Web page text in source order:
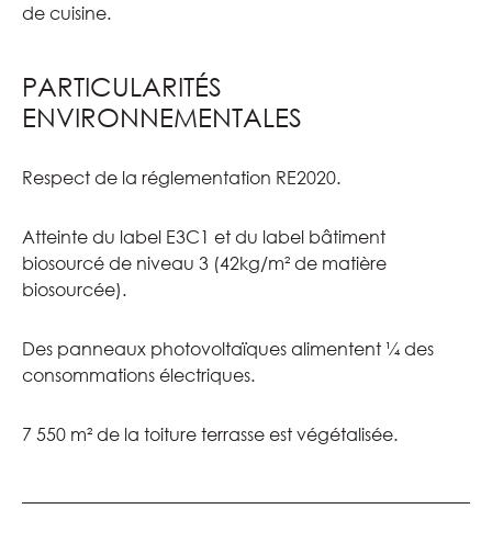
de cuisine.
PARTICULARITÉS
ENVIRONNEMENTALES
Respect de la réglementation RE2020.
Atteinte du label E3C1 et du label bâtiment
biosourcé de niveau 3 (42kg/m² de matière
biosourcée).
Des panneaux photovoltaïques alimentent ¼ des
consommations électriques.
7 550 m² de la toiture terrasse est végétalisée.